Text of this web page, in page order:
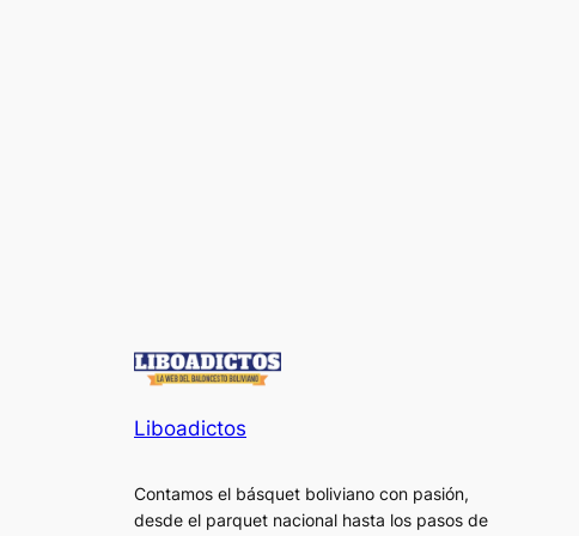
Liboadictos
Contamos el básquet boliviano con pasión,
desde el parquet nacional hasta los pasos de